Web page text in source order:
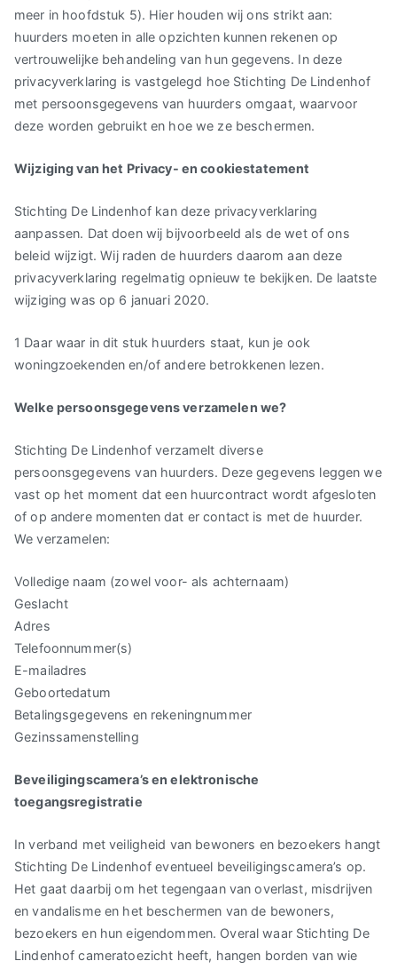
meer in hoofdstuk 5). Hier houden wij ons strikt aan:
huurders moeten in alle opzichten kunnen rekenen op
vertrouwelijke behandeling van hun gegevens. In deze
privacyverklaring is vastgelegd hoe Stichting De Lindenhof
met persoonsgegevens van huurders omgaat, waarvoor
deze worden gebruikt en hoe we ze beschermen.
Wijziging van het Privacy- en cookiestatement
Stichting De Lindenhof kan deze privacyverklaring
aanpassen. Dat doen wij bijvoorbeeld als de wet of ons
beleid wijzigt. Wij raden de huurders daarom aan deze
privacyverklaring regelmatig opnieuw te bekijken. De laatste
wijziging was op 6 januari 2020.
1 Daar waar in dit stuk huurders staat, kun je ook
woningzoekenden en/of andere betrokkenen lezen.
Welke persoonsgegevens verzamelen we?
Stichting De Lindenhof verzamelt diverse
persoonsgegevens van huurders. Deze gegevens leggen we
vast op het moment dat een huurcontract wordt afgesloten
of op andere momenten dat er contact is met de huurder.
We verzamelen:
Volledige naam (zowel voor- als achternaam)
Geslacht
Adres
Telefoonnummer(s)
E-mailadres
Geboortedatum
Betalingsgegevens en rekeningnummer
Gezinssamenstelling
Beveiligingscamera’s en elektronische
toegangsregistratie
In verband met veiligheid van bewoners en bezoekers hangt
Stichting De Lindenhof eventueel beveiligingscamera’s op.
Het gaat daarbij om het tegengaan van overlast, misdrijven
en vandalisme en het beschermen van de bewoners,
bezoekers en hun eigendommen. Overal waar Stichting De
Lindenhof cameratoezicht heeft, hangen borden van wie